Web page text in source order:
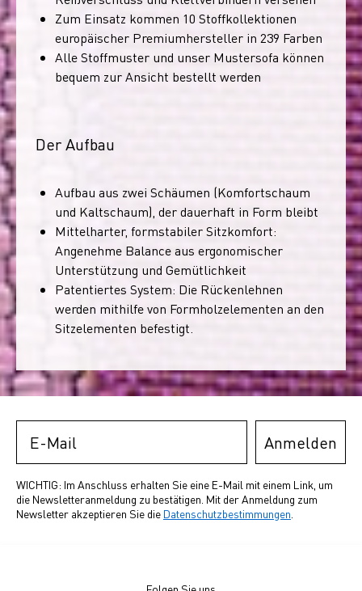
Zum Einsatz kommen 10 Stoffkollektionen
europäischer Premiumhersteller in 239 Farben
Alle Stoffmuster und unser Mustersofa können
bequem zur Ansicht bestellt werden
Der Aufbau
Aufbau aus zwei Schäumen (Komfortschaum
und Kaltschaum), der dauerhaft in Form bleibt
Mittelharter, formstabiler Sitzkomfort:
Angenehme Balance aus ergonomischer
Unterstützung und Gemütlichkeit
Patentiertes System: Die Rückenlehnen
werden mithilfe von Formholzelementen an den
Sitzelementen befestigt.
Anmelden
WICHTIG: Im Anschluss erhalten Sie eine E-Mail mit einem Link, um
die Newsletteranmeldung zu bestätigen. Mit der Anmeldung zum
Newsletter akzeptieren Sie die Datenschutzbestimmungen